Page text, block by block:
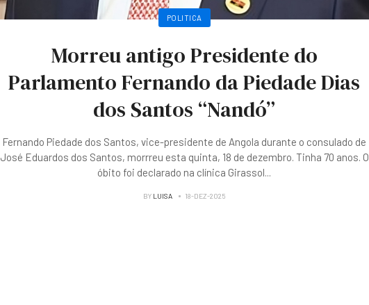
POLITICA
Morreu antigo Presidente do
Parlamento Fernando da Piedade Dias
dos Santos “Nandó”
Fernando Piedade dos Santos, vice-presidente de Angola durante o consulado de
José Eduardos dos Santos, morrreu esta quinta, 18 de dezembro. Tinha 70 anos. O
óbito foi declarado na clínica Girassol...
BY LUISA 18-DEZ-2025